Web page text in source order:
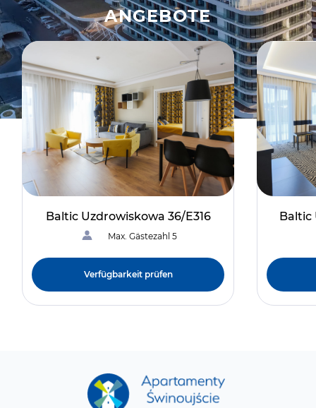
ANGEBOTE
Baltic Uzdrowiskowa 36/E316
Max. Gästezahl 5
Verfügbarkeit prüfen
Baltic